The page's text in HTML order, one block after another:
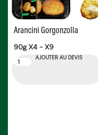
Arancini Gorgonzolla
90g X4 – X9
AJOUTER AU DEVIS